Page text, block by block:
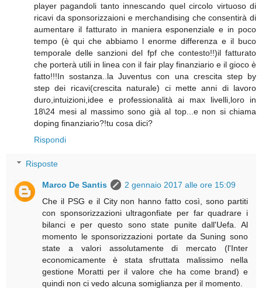
player pagandoli tanto innescando quel circolo virtuoso di
ricavi da sponsorizzaioni e merchandising che consentirà di
aumentare il fatturato in maniera esponenziale e in poco
tempo (è qui che abbiamo l enorme differenza e il buco
temporale delle sanzioni del fpf che contesto!!)il fatturato
che porterà utili in linea con il fair play finanziario e il gioco è
fatto!!!In sostanza..la Juventus con una crescita step by
step dei ricavi(crescita naturale) ci mette anni di lavoro
duro,intuizioni,idee e professionalità ai max livelli,loro in
18\24 mesi al massimo sono già al top...e non si chiama
doping finanziario?!tu cosa dici?
Rispondi
Risposte
Marco De Santis
2 gennaio 2017 alle ore 15:09
Che il PSG e il City non hanno fatto così, sono partiti
con sponsorizzazioni ultragonfiate per far quadrare i
bilanci e per questo sono state punite dall'Uefa. Al
momento le sponsorizzazioni portate da Suning sono
state a valori assolutamente di mercato (l'Inter
economicamente è stata sfruttata malissimo nella
gestione Moratti per il valore che ha come brand) e
quindi non ci vedo alcuna somiglianza per il momento.